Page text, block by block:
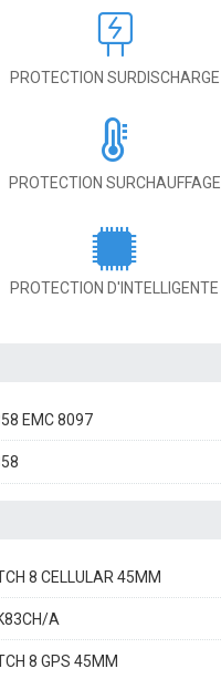
PROTECTION SURDISCHARGE
PROTECTION SURCHAUFFAGE
PROTECTION D'INTELLIGENTE
EMC 8097
8 CELLULAR 45MM
A
8 GPS 45MM